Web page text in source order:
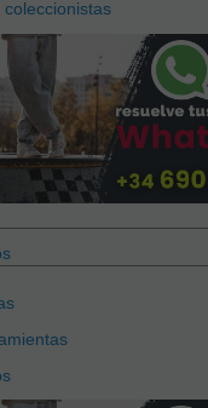
coleccionistas